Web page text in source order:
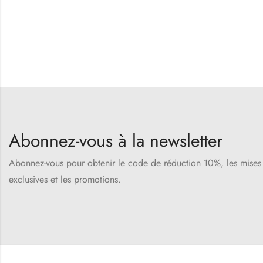
Abonnez-vous à la newsletter
Abonnez-vous pour obtenir le code de réduction 10%, les
exclusives et les promotions.